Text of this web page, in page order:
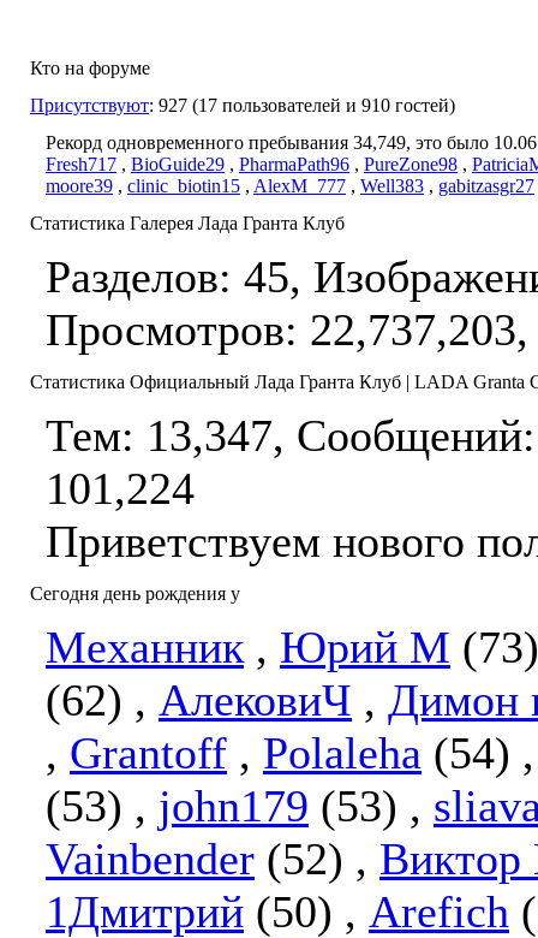
Кто на форуме
Присутствуют: 927 (17 пользователей и 910 гостей)
Рекорд одновременного пребывания 34,749, это было
Fresh717 , BioGuide29 , PharmaPath96 , PureZone98 ,
moore39 , clinic_biotin15 , AlexM_777 , Well383 , gabitzasgr27
Статистика Галерея Лада Гранта Клуб
Разделов: 45,
Просмотров:
Статистика Официальный Лада Гранта Клуб | LADA Granta
Тем: 13,347,
101,224
Приветствуем нового
Сегодня день рождения у
Механник , Юрий М
(62) , АлековиЧ , Димон
, Grantoff , Polaleha (54)
(53) , john179 (53) ,
Vainbender (52) ,
1Дмитрий (50) , Arefich